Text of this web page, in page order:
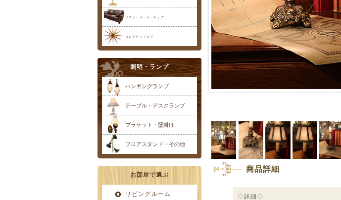
ソファ・イージーチェア
コレクティブルズ
照明・ランプ
ハンギングランプ
テーブル・デスクランプ
ブラケット・壁掛け
フロアスタンド・その他
お部屋で選ぶ
リビングルーム
商品詳細
◇詳細◇